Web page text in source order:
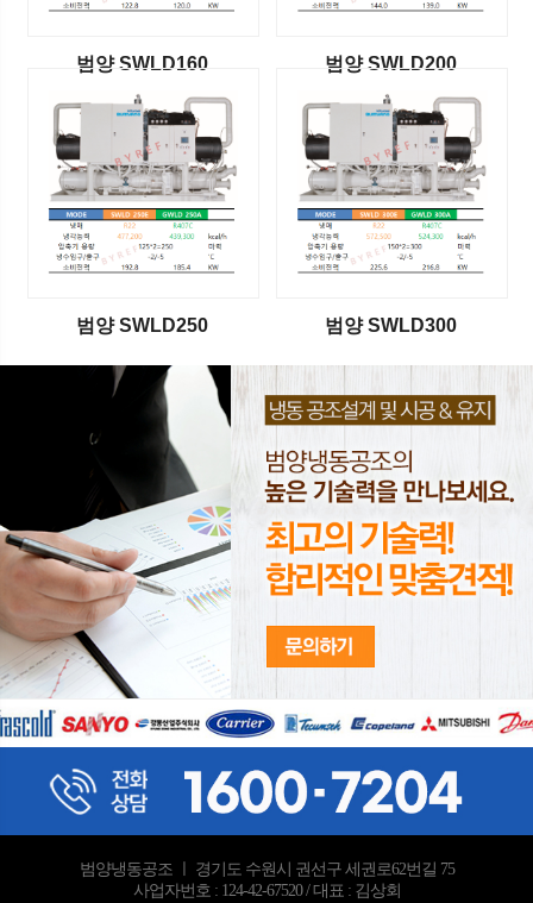
범양 SWLD160 범양 SWLD200
범양 SWLD250 범양 SWLD300
범양냉동공조 ㅣ 경기도 수원시 권선구 세권로62번길 75
사업자번호 : 124-42-67520 / 대표 : 김상회